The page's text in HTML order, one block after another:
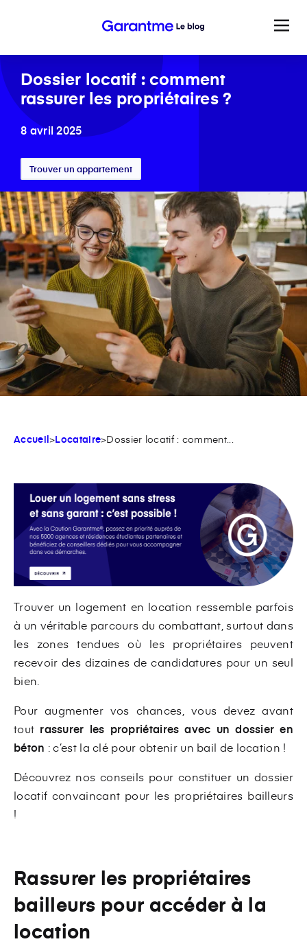
Dossier locatif : comment
rassurer les propriétaires ?
8 avril 2025
Trouver un appartement
Accueil>Locataire>Dossier locatif : comment...
Trouver un logement en location ressemble parfois
à un véritable parcours du combattant, surtout dans
les zones tendues où les propriétaires peuvent
recevoir des dizaines de candidatures pour un seul
bien.
Pour augmenter vos chances, vous devez avant
tout rassurer les propriétaires avec un dossier en
béton : c’est la clé pour obtenir un bail de location !
Découvrez nos conseils pour constituer un dossier
locatif convaincant pour les propriétaires bailleurs
!
Rassurer les propriétaires
bailleurs pour accéder à la
location